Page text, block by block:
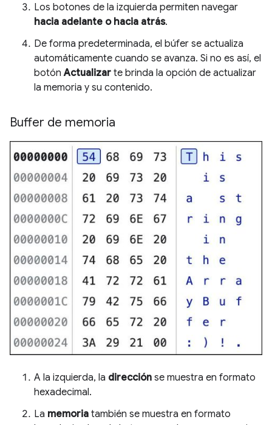
Los botones de la izquierda permiten navegar
hacia adelante o hacia atrás.
De forma predeterminada, el búfer se actualiza
automáticamente cuando se avanza. Si no es así, el
botónActualizar te brinda la opción de actualizar
la memoria y su contenido.
Buffer de memoria
A la izquierda, la dirección se muestra en formato
hexadecimal.
La memoria también se muestra en formato